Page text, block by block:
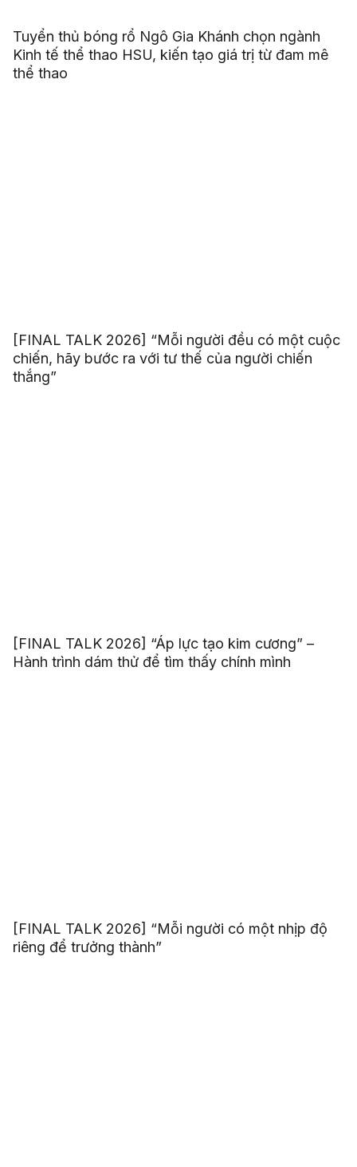
Tuyển thủ bóng rổ Ngô Gia Khánh chọn ngành
Kinh tế thể thao HSU, kiến tạo giá trị từ đam mê
thể thao
[FINAL TALK 2026] “Mỗi người đều có một cuộc
chiến, hãy bước ra với tư thế của người chiến
thắng”
[FINAL TALK 2026] “Áp lực tạo kim cương” –
Hành trình dám thử để tìm thấy chính mình
[FINAL TALK 2026] “Mỗi người có một nhịp độ
riêng để trưởng thành”